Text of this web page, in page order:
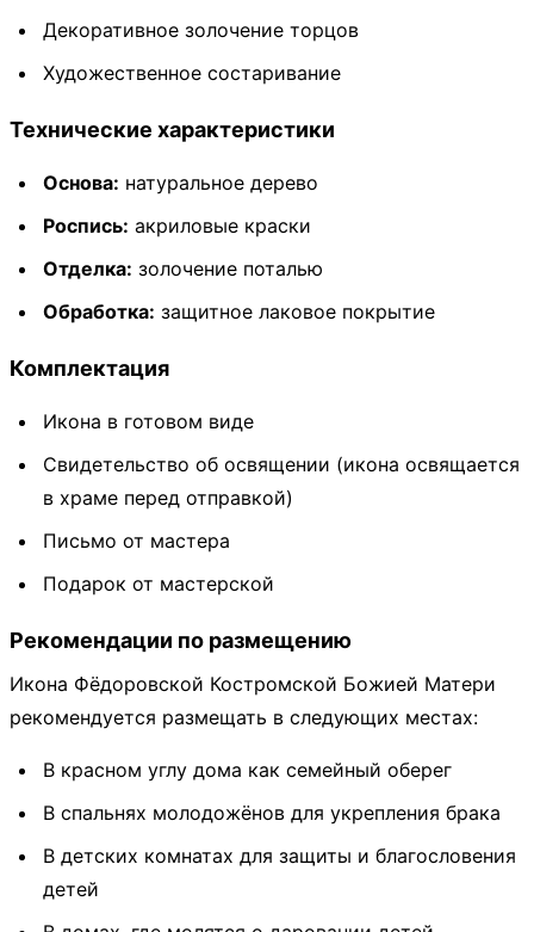
Декоративное золочение торцов
Художественное состаривание
Технические характеристики
Основа: натуральное дерево
Роспись: акриловые краски
Отделка: золочение поталью
Обработка: защитное лаковое покрытие
Комплектация
Икона в готовом виде
Свидетельство об освящении (икона освящается
в храме перед отправкой)
Письмо от мастера
Подарок от мастерской
Рекомендации по размещению
Икона Фёдоровской Костромской Божией Матери
рекомендуется размещать в следующих местах:
В красном углу дома как семейный оберег
В спальнях молодожёнов для укрепления брака
В детских комнатах для защиты и благословения
детей